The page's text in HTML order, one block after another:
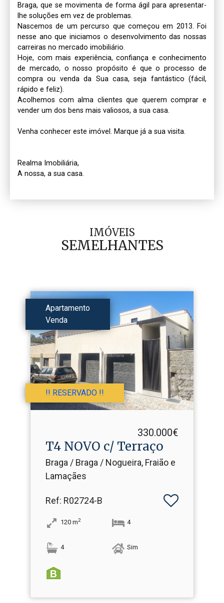
Braga, que se movimenta de forma ágil para apresentar-
lhe soluções em vez de problemas.
Nascemos de um percurso que começou em 2013. Foi
nesse ano que iniciamos o desenvolvimento das nossas
carreiras no mercado imobiliário.
Hoje, com mais experiência, confiança e conhecimento
de mercado, o nosso propósito é que o processo de
compra ou venda da Sua casa, seja fantástico (fácil,
rápido e feliz).
Acolhemos com alma clientes que querem comprar e
vender um dos bens mais valiosos, a sua casa.
Venha conhecer este imóvel. Marque já a sua visita.
Realma Imobiliária,
IMÓVEIS
SEMELHANTES
Apartamento
Venda
!! RESERVADO !!
330.000€
T4 NOVO c/ Terraço
Braga / Braga / Nogueira, Fraião e
Lamaçães
Ref: R02724-B
120 m2 4
4 Sim